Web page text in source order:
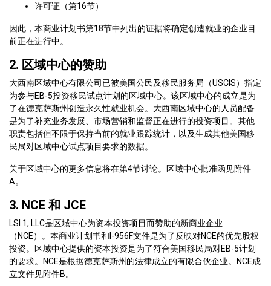
许可证（第16节）
因此，本商业计划书第18节中列出的证据将确定创造就业的企业目
前正在进行中。
2. 区域中心的赞助
大西南区域中心有限公司已被美国公民及移民服务局（USCIS）指定
为参与EB-5投资移民试点计划的区域中心。该区域中心的成立是为
了在德克萨斯州创造永久性就业机会。大西南区域中心的人员配备
是为了补充业务发展、市场营销和监督正在进行的投资项目。其他
职责包括但不限于保持当前的就业跟踪统计，以及生成其他美国移
民局对区域中心试点项目要求的数据。
关于区域中心的更多信息将在第4节讨论。区域中心批准函见附件
A。
3. NCE 和 JCE
LSI 1, LLC是区域中心为资本投资项目而赞助的新商业企业
（NCE）。本商业计划书和I-956F文件是为了反映对NCE的优先股权
投资。区域中心提供的资本投资是为了符合美国移民局对EB-5计划
的要求。NCE是根据德克萨斯州的法律成立的有限合伙企业。NCE成
立文件见附件B。